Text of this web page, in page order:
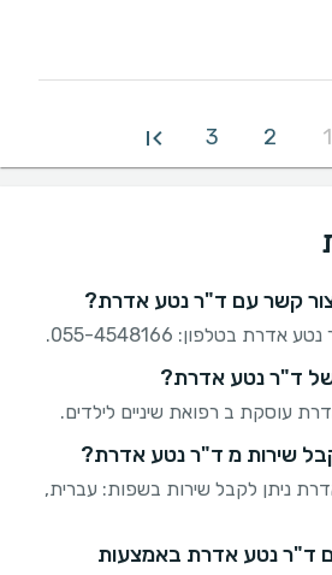
1
2
3
קשר עם ד"ר נטע אדרת?
בטלפון: 055-4548166.
ד"ר נטע אדרת?
עוסקת ב רפואת שיניים לילדים.
שירות מ ד"ר נטע אדרת?
ניתן לקבל שירות בשפות: עברית,
ד"ר נטע אדרת באמצעות